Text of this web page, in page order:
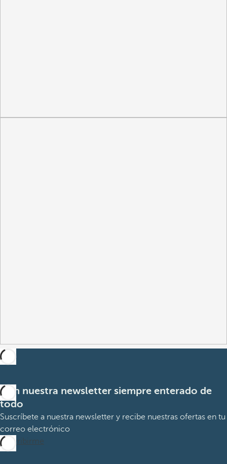
Con nuestra newsletter siempre enterado de
todo
Suscríbete a nuestra newsletter y recibe nuestras ofertas en tu
correo electrónico
Suscribirme